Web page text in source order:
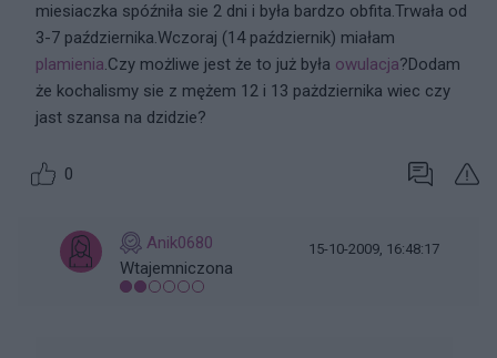
miesiaczka spóźniła sie 2 dni i była bardzo obfita.Trwała od
3-7 października.Wczoraj (14 październik) miałam
plamienia.Czy możliwe jest że to już była owulacja?Dodam
że kochalismy sie z mężem 12 i 13 pażdziernika wiec czy
jast szansa na dzidzie?
0
Anik0680
Wtajemniczona
15-10-2009, 16:48:17